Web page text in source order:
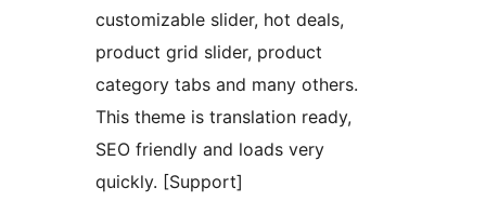
customizable slider, hot deals,
product grid slider, product
category tabs and many others.
This theme is translation ready,
SEO friendly and loads very
quickly. [Support]